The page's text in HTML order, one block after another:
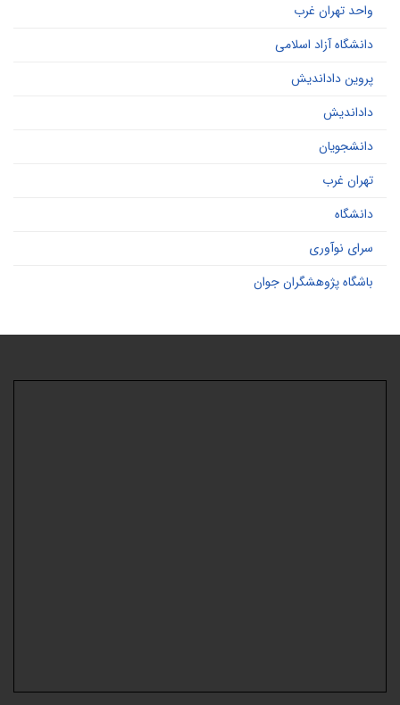
واحد تهران غرب
دانشگاه آزاد اسلامی
پروین داداندیش
داداندیش
دانشجویان
تهران غرب
دانشگاه
سرای نوآوری
باشگاه پژوهشگران جوان